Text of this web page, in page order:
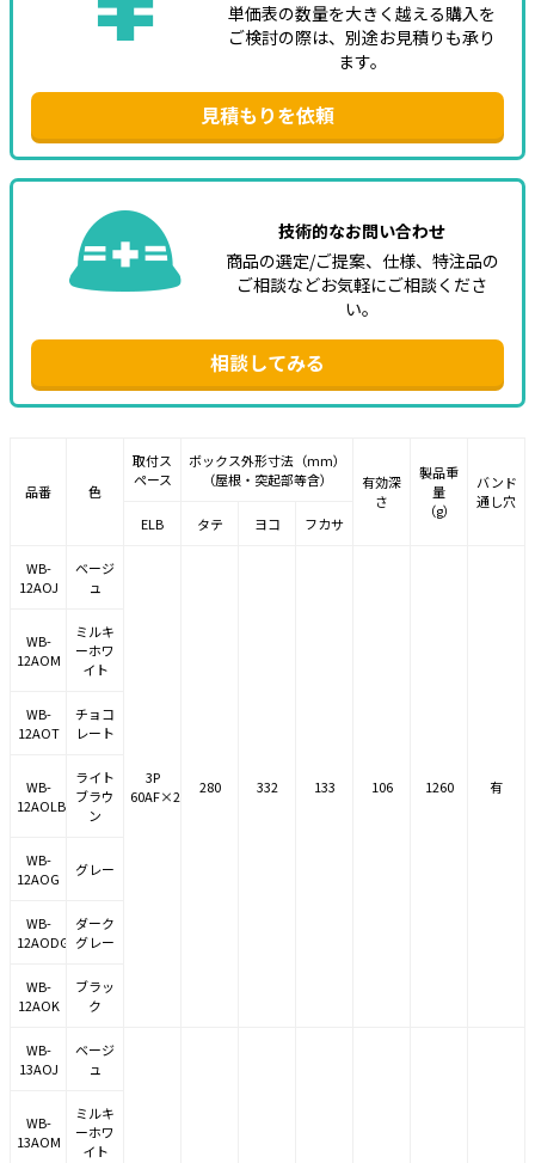
単価表の数量を大きく越える購入を
ご検討の際は、別途お見積りも承り
ます。
見積もりを依頼
技術的なお問い合わせ
商品の選定/ご提案、仕様、特注品の
ご相談などお気軽にご相談くださ
い。
相談してみる
品番 色
取付ス
ペース
ボックス外形寸法（mm）
（屋根・突起部等含）
有効深
さ
製品重
量
（g）
バンド
通し穴
ELB
タテ ヨコ フカサ
WB-
12AOJ
ベージ
ュ
3P
60AF×2
280 332 133 106 1260 有
WB-
12AOM
ミルキ
ーホワ
イト
WB-
12AOT
チョコ
レート
WB-
12AOLB
ライト
ブラウ
ン
WB-
12AOG
グレー
WB-
12AODG
ダーク
グレー
WB-
12AOK
ブラッ
ク
WB-
13AOJ
ベージ
ュ
WB-
13AOM
ミルキ
ーホワ
イト